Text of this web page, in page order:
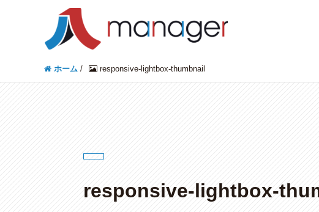
ホーム / responsive-lightbox-thumbnail
responsive-lightbox-